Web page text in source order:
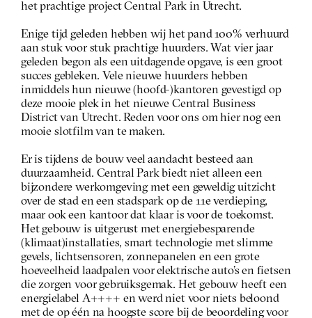
het prachtige project Central Park in Utrecht.
Enige tijd geleden hebben wij het pand 100% verhuurd
aan stuk voor stuk prachtige huurders. Wat vier jaar
geleden begon als een uitdagende opgave, is een groot
succes gebleken. Vele nieuwe huurders hebben
inmiddels hun nieuwe (hoofd-)kantoren gevestigd op
deze mooie plek in het nieuwe Central Business
District van Utrecht. Reden voor ons om hier nog een
mooie slotfilm van te maken.
Er is tijdens de bouw veel aandacht besteed aan
duurzaamheid. Central Park biedt niet alleen een
bijzondere werkomgeving met een geweldig uitzicht
over de stad en een stadspark op de 11e verdieping,
maar ook een kantoor dat klaar is voor de toekomst.
Het gebouw is uitgerust met energiebesparende
(klimaat)installaties, smart technologie met slimme
gevels, lichtsensoren, zonnepanelen en een grote
hoeveelheid laadpalen voor elektrische auto’s en fietsen
die zorgen voor gebruiksgemak. Het gebouw heeft een
energielabel A++++ en werd niet voor niets beloond
met de op één na hoogste score bij de beoordeling voor